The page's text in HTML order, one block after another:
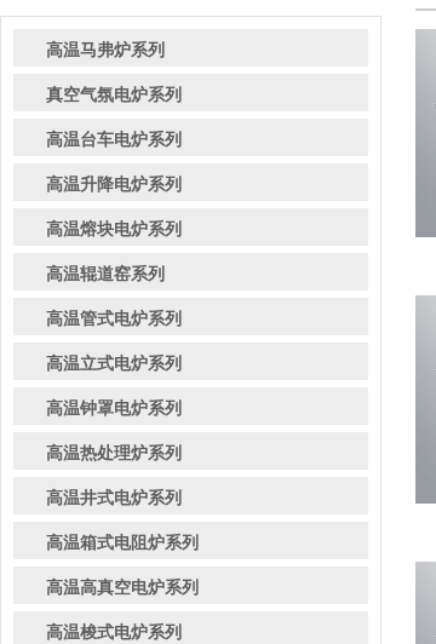
高温马弗炉系列
真空气氛电炉系列
高温台车电炉系列
高温升降电炉系列
高温熔块电炉系列
高温辊道窑系列
高温管式电炉系列
高温立式电炉系列
高温钟罩电炉系列
高温热处理炉系列
高温井式电炉系列
高温箱式电阻炉系列
高温高真空电炉系列
高温梭式电炉系列